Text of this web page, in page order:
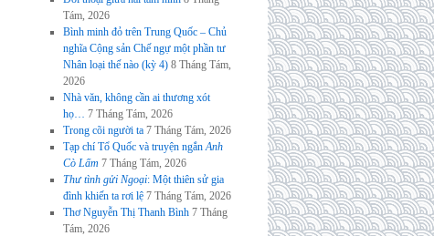
Tám, 2026
Bình minh đỏ trên Trung Quốc – Chủ
nghĩa Cộng sản Chế ngự một phần tư
Nhân loại thế nào (kỳ 4) 8 Tháng Tám,
2026
Nhà văn, không cần ai thương xót
họ… 7 Tháng Tám, 2026
Trong cõi người ta 7 Tháng Tám, 2026
Tạp chí Tổ Quốc và truyện ngắnAnh
Cò Lấm 7 Tháng Tám, 2026
Thư tình gửi Ngoại: Một thiên sử gia
đình khiến ta rơi lệ 7 Tháng Tám, 2026
Thơ Nguyễn Thị Thanh Bình 7 Tháng
Tám, 2026